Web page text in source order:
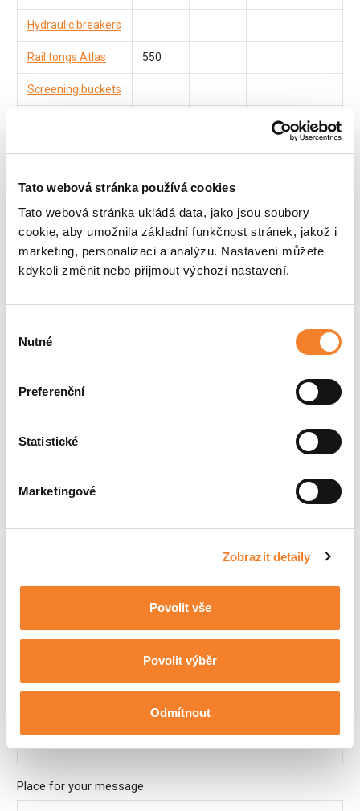
Tato webová stránka používá cookies
Tato webová stránka ukládá data, jako jsou soubory
cookie, aby umožnila základní funkčnost stránek, jakož i
marketing, personalizaci a analýzu. Nastavení můžete
kdykoli změnit nebo přijmout výchozí nastavení.
souhlasu
Nutné
Preferenční
Statistické
Marketingové
Zobrazit detaily
Povolit vše
Povolit výběr
Odmítnout
Hydraulic breakers
Rail tongs Atlas 550
Screening buckets
SUW tamping unit
Windhoff AST8
tamping unit
2200
Windhoff ASW
1300 1400 2750
ballast cleaning
unit
Place for your message